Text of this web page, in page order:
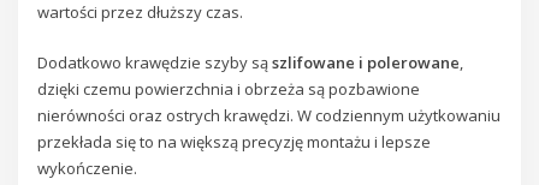
wartości przez dłuższy czas.
Dodatkowo krawędzie szyby sąszlifowane i polerowane,
dzięki czemu powierzchnia i obrzeża są pozbawione
nierówności oraz ostrych krawędzi. W codziennym użytkowaniu
przekłada się to na większą precyzję montażu i lepsze
wykończenie.